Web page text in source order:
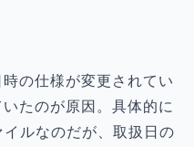
の仕様が変更されてい
たのが原因。具体的に
ルなのだが、取扱日の